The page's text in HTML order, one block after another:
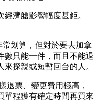
濟艙影響幅度甚鉅。
划算，但對於要去加拿
數只能一件，而且不能退
探親或短暫回台的人。
退票、變更費用極高，
單程獲有確定時間再買來